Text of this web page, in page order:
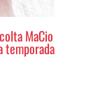
MaCio
temporada